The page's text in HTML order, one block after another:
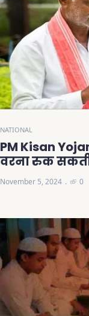
NATIONAL
PM Kisan
वरना रुक
November 5, 2024 0